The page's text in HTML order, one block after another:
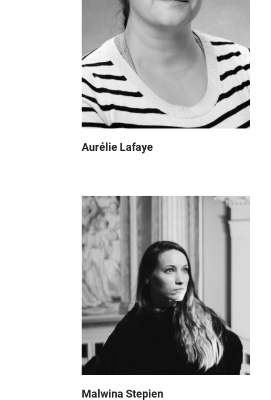
Aurélie Lafaye
Malwina Stepien